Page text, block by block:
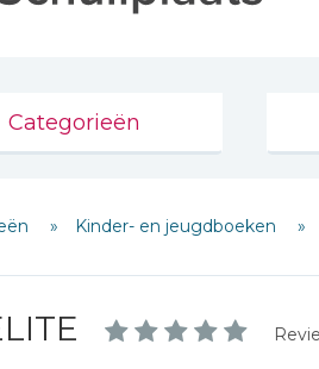
Categorieën
Dagboeken 2026
groepen
Kinder- en jeugdboeken